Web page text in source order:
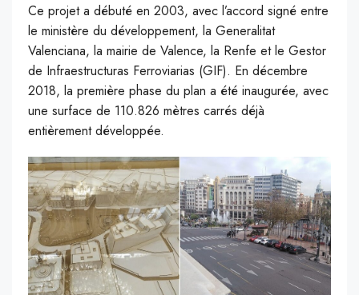
Ce projet a débuté en 2003, avec l’accord signé entre
le ministère du développement, la Generalitat
Valenciana, la mairie de Valence, la Renfe et le Gestor
de Infraestructuras Ferroviarias (GIF). En décembre
2018, la première phase du plan a été inaugurée, avec
une surface de 110.826 mètres carrés déjà
entièrement développée.